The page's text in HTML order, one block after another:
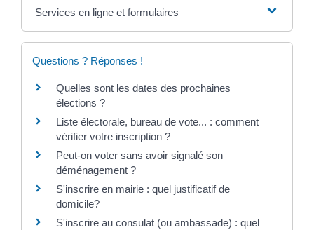
Services en ligne et formulaires
Questions ? Réponses !
Quelles sont les dates des prochaines
élections ?
Liste électorale, bureau de vote... : comment
vérifier votre inscription ?
Peut-on voter sans avoir signalé son
déménagement ?
S'inscrire en mairie : quel justificatif de
domicile?
S'inscrire au consulat (ou ambassade) : quel